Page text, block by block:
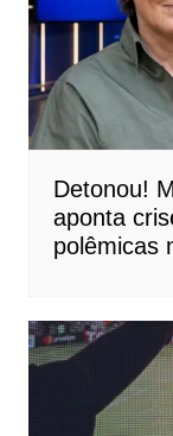
Detonou!
aponta
polêmicas